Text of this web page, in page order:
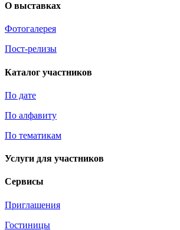
О выставках
Фотогалерея
Пост-релизы
Каталог участников
По дате
По алфавиту
По тематикам
Услуги для участников
Сервисы
Приглашения
Гостиницы